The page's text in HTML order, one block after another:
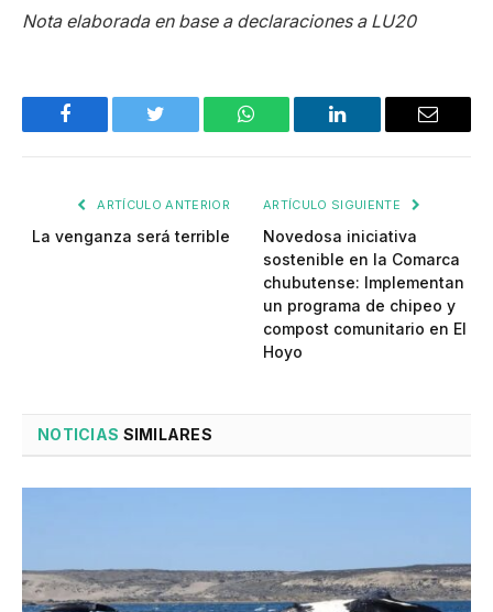
Nota elaborada en base a declaraciones a LU20
Facebook Twitter WhatsApp LinkedIn Email
ARTÍCULO ANTERIOR
La venganza será terrible
ARTÍCULO SIGUIENTE
Novedosa iniciativa
sostenible en la Comarca
chubutense: Implementan
un programa de chipeo y
compost comunitario en El
Hoyo
NOTICIAS SIMILARES